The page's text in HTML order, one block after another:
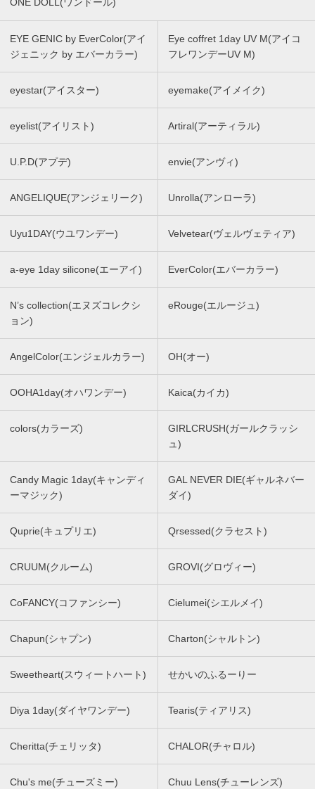
ONE DOLL(ワンドール)
EYE GENIC by EverColor(アイ
ジェニック by エバーカラー)
Eye coffret 1day UV M(アイコ
フレワンデーUV M)
eyestar(アイスター) eyemake(アイメイク)
eyelist(アイリスト) Artiral(アーティラル)
U.P.D(アプデ) envie(アンヴィ)
ANGELIQUE(アンジェリーク) Unrolla(アンローラ)
Uyu1DAY(ウユワンデー) Velvetear(ヴェルヴェティア)
a-eye 1day silicone(エーアイ) EverColor(エバーカラー)
N’s collection(エヌズコレクシ
ョン)
eRouge(エルージュ)
AngelColor(エンジェルカラー) OH(オー)
OOHA1day(オハワンデー) Kaica(カイカ)
colors(カラーズ)
GIRLCRUSH(ガールクラッシ
ュ)
Candy Magic 1day(キャンディ
ーマジック)
GAL NEVER DIE(ギャルネバー
ダイ)
Quprie(キュプリエ) Qrsessed(クラセスト)
CRUUM(クルーム) GROVI(グロヴィー)
CoFANCY(コファンシー) Cielumei(シエルメイ)
Chapun(シャプン) Charton(シャルトン)
Sweetheart(スウィートハート) せかいのふるーりー
Diya 1day(ダイヤワンデー) Tearis(ティアリス)
Cheritta(チェリッタ) CHALOR(チャロル)
Chu's me(チューズミー) Chuu Lens(チューレンズ)